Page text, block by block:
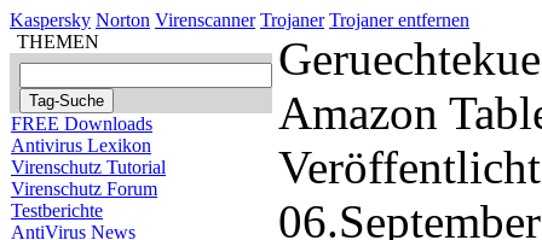
Kaspersky Norton Virenscanner Trojaner Trojaner entfernen
THEMEN
FREE Downloads
Antivirus Lexikon
Virenschutz Tutorial
Virenschutz Forum
Testberichte
AntiVirus News
Amazon